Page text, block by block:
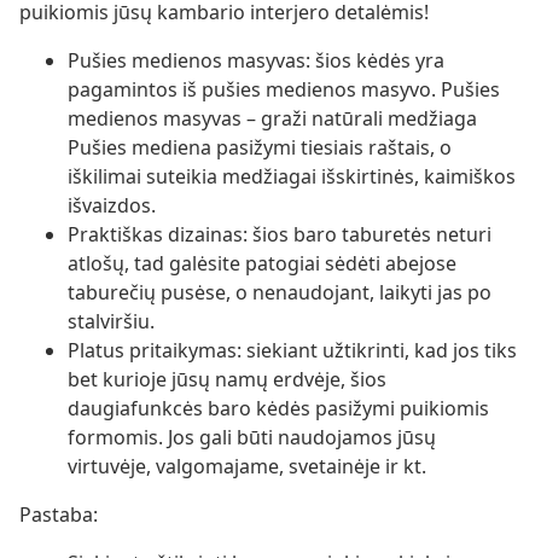
puikiomis jūsų kambario interjero detalėmis!
Pušies medienos masyvas: šios kėdės yra
pagamintos iš pušies medienos masyvo. Pušies
medienos masyvas – graži natūrali medžiaga
Pušies mediena pasižymi tiesiais raštais, o
iškilimai suteikia medžiagai išskirtinės, kaimiškos
išvaizdos.
Praktiškas dizainas: šios baro taburetės neturi
atlošų, tad galėsite patogiai sėdėti abejose
taburečių pusėse, o nenaudojant, laikyti jas po
stalviršiu.
Platus pritaikymas: siekiant užtikrinti, kad jos tiks
bet kurioje jūsų namų erdvėje, šios
daugiafunkcės baro kėdės pasižymi puikiomis
formomis. Jos gali būti naudojamos jūsų
virtuvėje, valgomajame, svetainėje ir kt.
Pastaba: